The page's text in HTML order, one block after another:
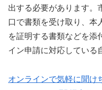
出する必要があります。
口で書類を受け取り、本
を証明する書類などを添
イン申請に対応している
オンラインで気軽に聞け